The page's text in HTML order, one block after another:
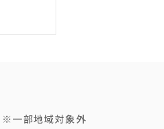
※一部地域対象外